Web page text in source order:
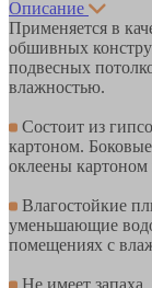
Описание
Применяется в
обшивных
подвесных
влажностью.
Состоит из
картоном.
оклеены
Влагостойкие
уменьшающие
помещениях с
Не имеет